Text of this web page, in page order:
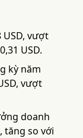
USD, vượt
USD.
kỳ năm
vượt
doanh
tăng so với